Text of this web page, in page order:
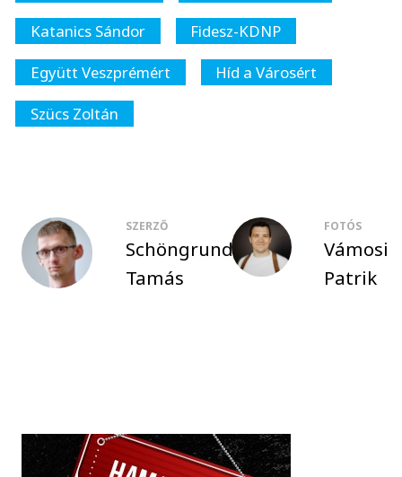
Katanics Sándor
Fidesz-KDNP
Együtt Veszprémért
Híd a Városért
Szücs Zoltán
SZERZŐ
Schöngrundtner
Tamás
FOTÓS
Vámosi
Patrik